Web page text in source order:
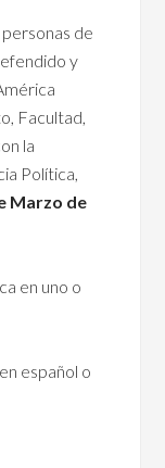
de
y
Facultad,
la
Política,
Marzo de
en uno o
español o